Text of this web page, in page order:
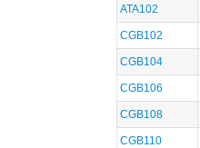
ATA102
CGB102
CGB104
CGB106
CGB108
CGB110